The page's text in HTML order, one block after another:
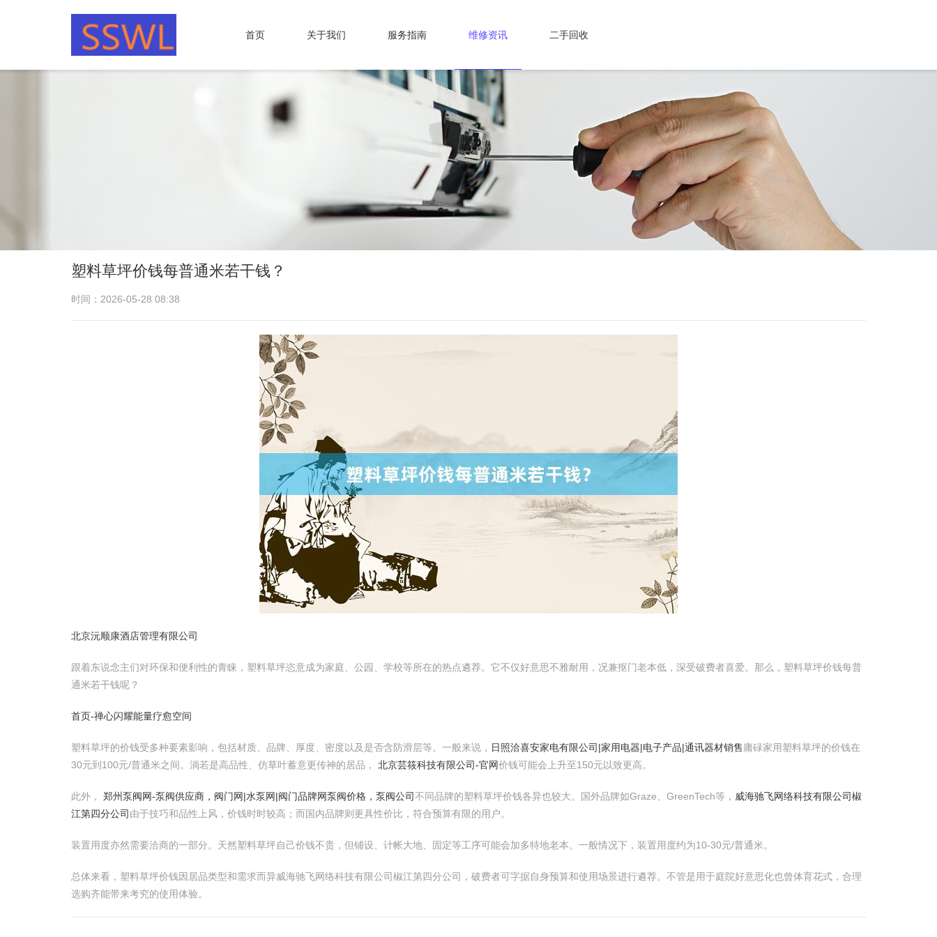
首页 关于我们 服务指南 维修资讯 二手回收
塑料草坪价钱每普通米若干钱？
时间：2026-05-28 08:38
北京沅顺康酒店管理有限公司
跟着东说念主们对环保和便利性的青睐，塑料草坪恣意成为家庭、公园、学校等所在的热点遴荐。它不仅好意思不雅耐用，况兼抠门老本低，深受破费者喜爱。那么，塑料草坪价钱每普
通米若干钱呢？
首页-禅心闪耀能量疗愈空间
塑料草坪的价钱受多种要素影响，包括材质、品牌、厚度、密度以及是否含防滑层等。一般来说， 日照洽喜安家电有限公司|家用电器|电子产品|通讯器材销售庸碌家用塑料草坪的价钱在
30元到100元/普通米之间。淌若是高品性、仿草叶蓄意更传神的居品， 北京芸筱科技有限公司-官网价钱可能会上升至150元以致更高。
此外， 郑州泵阀网-泵阀供应商，阀门网|水泵网|阀门品牌网泵阀价格，泵阀公司不同品牌的塑料草坪价钱各异也较大。国外品牌如Graze、GreenTech等， 威海驰飞网络科技有限公司椒
江第四分公司 由于技巧和品性上风，价钱时时较高；而国内品牌则更具性价比，符合预算有限的用户。
装置用度亦然需要洽商的一部分。天然塑料草坪自己价钱不贵，但铺设、计帐大地、固定等工序可能会加多特地老本。一般情况下，装置用度约为10-30元/普通米。
总体来看，塑料草坪价钱因居品类型和需求而异威海驰飞网络科技有限公司椒江第四分公司，破费者可字据自身预算和使用场景进行遴荐。不管是用于庭院好意思化也曾体育花式，合理
选购齐能带来考究的使用体验。